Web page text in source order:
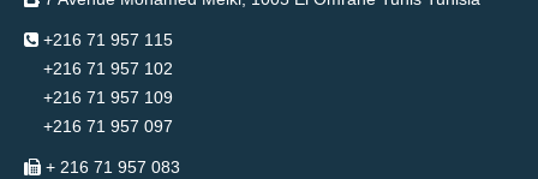
+216 71 957 115
+216 71 957 102
+216 71 957 109
+216 71 957 097
+ 216 71 957 083